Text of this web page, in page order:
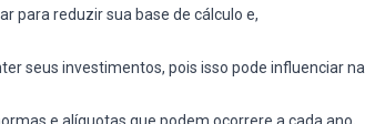
para reduzir sua base de cálculo e,
seus investimentos, pois isso pode influenciar na